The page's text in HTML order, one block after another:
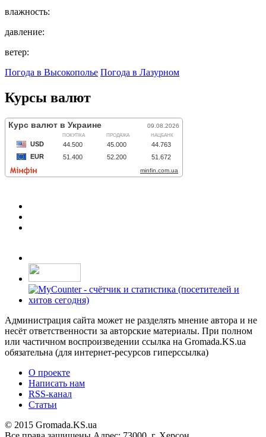
влажность:
давление:
ветер:
Погода в Высокополье Погода в Лазурном
Курсы валют
Администрация сайта может не разделять мнение автора и не
несёт ответственности за авторские материалы. При полном
или частичном воспроизведении ссылка на Gromada.KS.ua
обязательна (для интернет-ресурсов гиперссылка)
О проекте
Написать нам
RSS-канал
Статьи
© 2015 Gromada.KS.ua